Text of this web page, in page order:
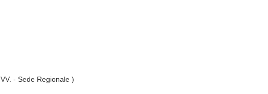
- Sede Regionale )